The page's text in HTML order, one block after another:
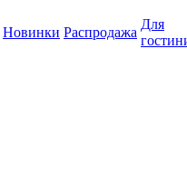
Новинки Распродажа
Для